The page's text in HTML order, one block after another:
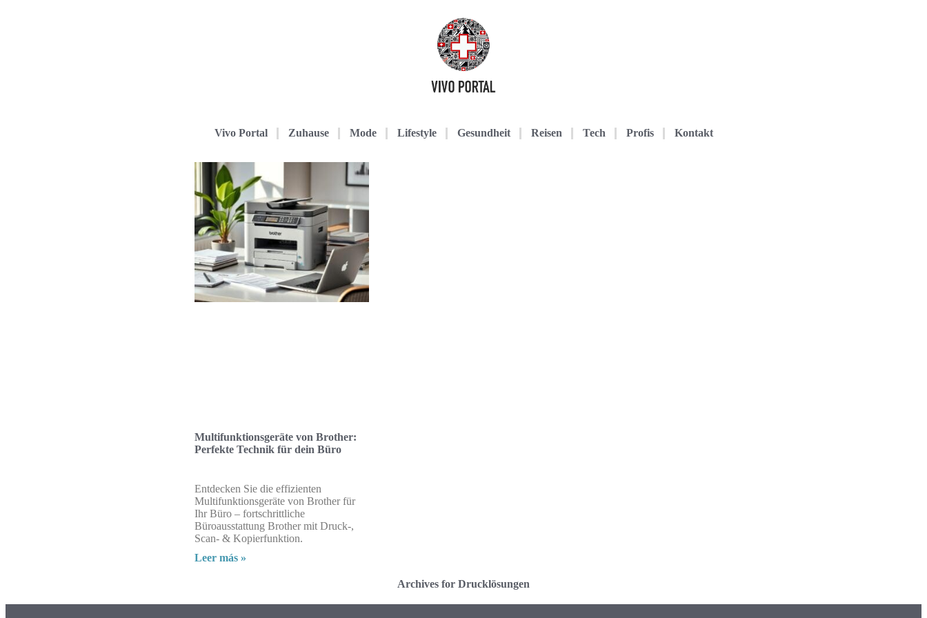
Vivo Portal Zuhause Mode Lifestyle Gesundheit Reisen Tech Profis Kontakt
Multifunktionsgeräte von Brother:
Perfekte Technik für dein Büro
Entdecken Sie die effizienten
Multifunktionsgeräte von Brother für
Ihr Büro – fortschrittliche
Büroausstattung Brother mit Druck-,
Scan- & Kopierfunktion.
Leer más »
Archives for Drucklösungen